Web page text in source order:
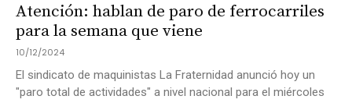
Atención: hablan de paro de ferrocarriles
para la semana que viene
10/12/2024
El sindicato de maquinistas La Fraternidad anunció hoy un
"paro total de actividades" a nivel nacional para el miércoles